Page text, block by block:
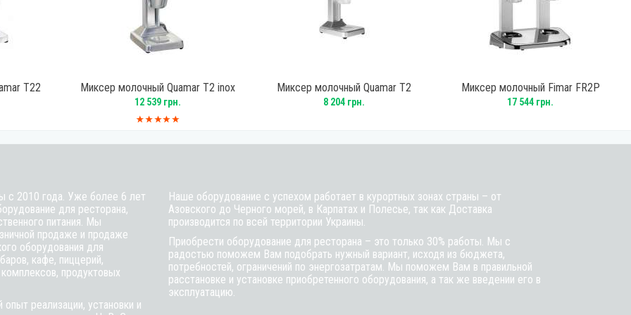
T22 Миксер молочный Quamar T2 inox
12 539 грн.
Миксер молочный Quamar T2
8 204 грн.
Миксер молочный Fimar FR2P
17 544 грн.
с 2010 года. Уже более 6 лет
для ресторана,
питания. Мы
продаже и продаже
оборудования для
кафе, пиццерий,
продуктовых
реализации, установки и
Наше оборудование с успехом работает в курортных зонах страны – от
Азовского до Черного морей, в Карпатах и Полесье, так как Доставка
производится по всей территории Украины.
Приобрести оборудование для ресторана – это только 30% работы. Мы с
радостью поможем Вам подобрать нужный вариант, исходя из бюджета,
потребностей, ограничений по энергозатратам. Мы поможем Вам в правильной
расстановке и установке приобретенного оборудования, а так же введении его в
эксплуатацию.